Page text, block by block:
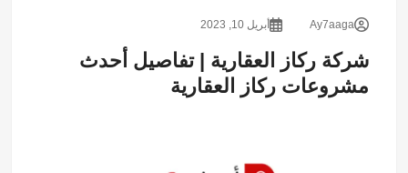
Ay7aaga أبريل 10, 2023
شركة ركاز العقارية | تفاصيل أحدث
مشروعات ركاز العقارية